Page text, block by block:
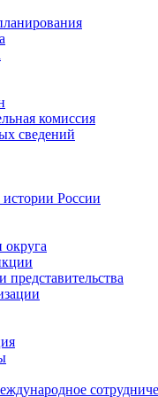
комиссия
сведений
России
округа